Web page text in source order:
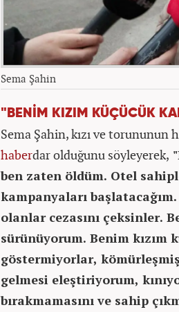
Sema Şahin
"BENİM KIZIM KÜÇÜCÜK
Sema Şahin, kızı ve torununun
haberdar olduğunu söyleyerek,
ben zaten öldüm. Otel
kampanyaları
olanlar cezasını çeksinler.
sürünüyorum. Benim kızım
göstermiyorlar,
gelmesi eleştiriyorum,
bırakmamasını ve sahip